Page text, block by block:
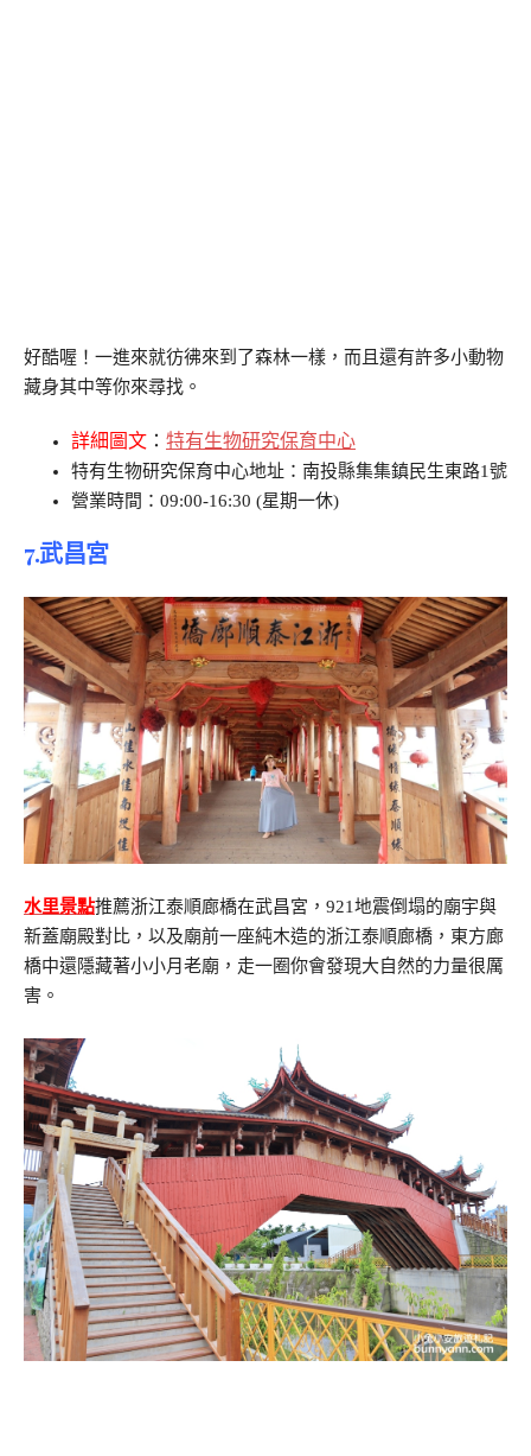
好酷喔！一進來就彷彿來到了森林一樣，而且還有許多小動物
藏身其中等你來尋找。
詳細圖文 ： 特有生物研究保育中心
特有生物研究保育中心地址：南投縣集集鎮民生東路1號
營業時間：09:00-16:30 (星期一休)
7.武昌宮
水里景點推薦浙江泰順廊橋在武昌宮，921地震倒塌的廟宇與
新蓋廟殿對比，以及廟前一座純木造的浙江泰順廊橋，東方廊
橋中還隱藏著小小月老廟，走一圈你會發現大自然的力量很厲
害。